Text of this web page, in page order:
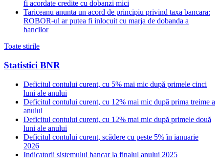
fi acordate credite cu dobanzi mici
Tariceanu anunta un acord de principiu privind taxa bancara:
ROBOR-ul ar putea fi inlocuit cu marja de dobanda a
bancilor
Toate stirile
Statistici BNR
Deficitul contului curent, cu 5% mai mic după primele cinci
luni ale anului
Deficitul contului curent, cu 12% mai mic după prima treime a
anului
Deficitul contului curent, cu 12% mai mic după primele două
luni ale anului
Deficitul contului curent, scădere cu peste 5% în ianuarie
2026
Indicatorii sistemului bancar la finalul anului 2025